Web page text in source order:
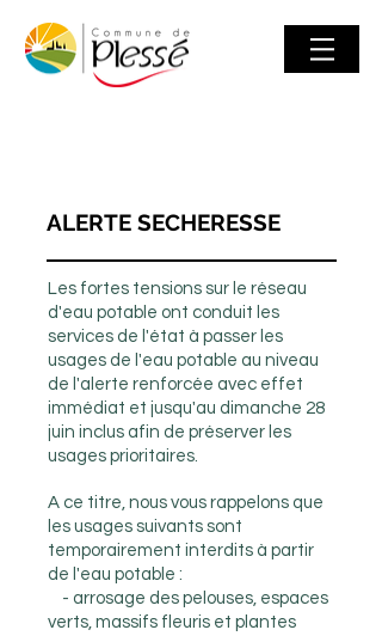
ALERTE SECHERESSE
Les fortes tensions sur le réseau
d'eau potable ont conduit les
services de l'état à passer les
usages de l'eau potable au niveau
de l'alerte renforcée avec effet
immédiat et jusqu'au dimanche 28
juin inclus afin de préserver les
usages prioritaires.
A ce titre, nous vous rappelons que
les usages suivants sont
temporairement interdits à partir
de l'eau potable :
- arrosage des pelouses, espaces
verts, massifs fleuris et plantes